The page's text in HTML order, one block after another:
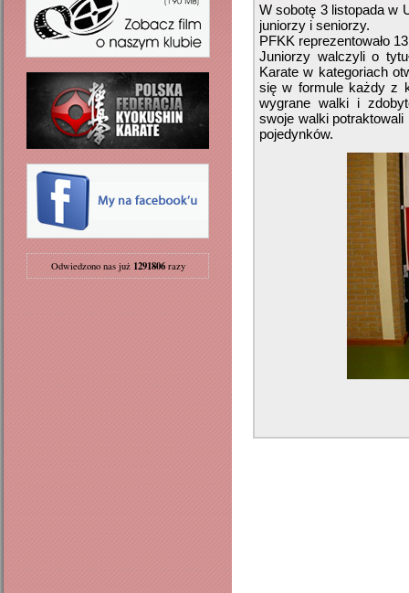
Odwiedzono nas już 1291806razy
W sobotę 3 listopada w
juniorzy i seniorzy.
PFKK reprezentowało
Juniorzy walczyli o
Karate w kategoriach
się w formule każdy z
wygrane walki i
swoje walki
pojedynków.